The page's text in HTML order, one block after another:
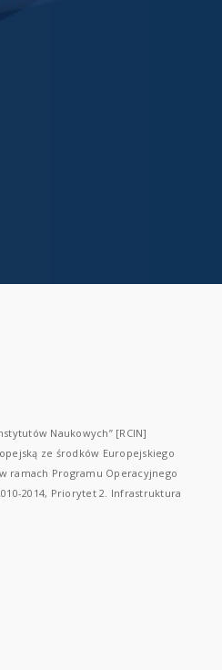
Naukowych” [RCIN]
ze środków Europejskiego
ramach Programu Operacyjnego
2014, Priorytet 2. Infrastruktura